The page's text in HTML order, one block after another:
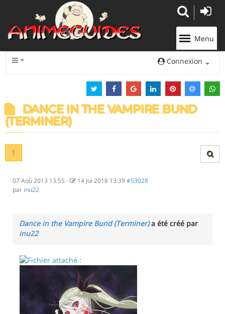
Menu
Connexion
DANCE IN THE VAMPIRE BUND
(TERMINER)
1
07 Aoû 2013 13:55 - 14 Jui 2018 13:39#53028
par inu22
Dance in the Vampire Bund (Terminer)a été créé par
inu22
Panneau de gestion des cookies